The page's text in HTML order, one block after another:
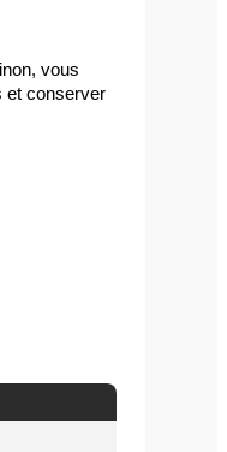
vous
et conserver